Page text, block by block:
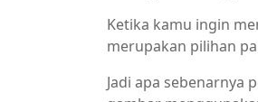
Ketika kamu ingin
merupakan pilihan
Jadi apa